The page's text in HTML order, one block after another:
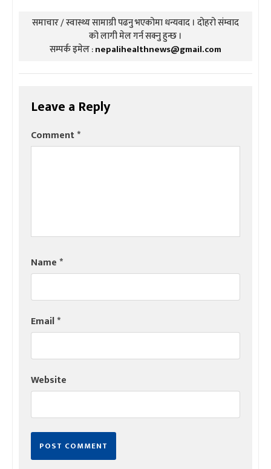
समाचार / स्वास्थ्य सामाग्री पढनु भएकोमा धन्यवाद । दोहरो संम्वाद
को लागी मेल गर्न सक्नु हुन्छ ।
सम्पर्क इमेल :nepalihealthnews@gmail.com
Leave a Reply
Comment*
Name*
Email*
Website